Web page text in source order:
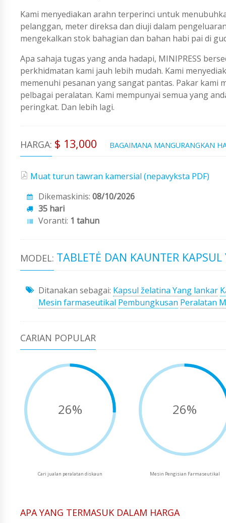
Kami menyediakan arahn terperinci untuk
pelanggan, meter direksa dan diuji dalam
mengekalkan stok bahagian dan bahan habi pai di
Apa sahaja tugas yang anda hadapi, MINIPRESS
perkhidmatan kami jauh lebih mudah. Kami
memenuhi pesanan yang sangat pantas. Pakar
pelbagai peralatan. Kami mempunyai semua yang
peringkat. Dan lebih lagi.
HARGA: $ 13,000 BAGAIMANA MANGURANGKAN
Muat turun tawran kamersial (nepavyksta PDF)
Dikemaskinis: 08/10/2026
35 hari
Voranti: 1 tahun
MODEL: TABLETĖ DAN KAUNTER KAPSUL
Ditanakan sebagai: Kapsul želatina Yang lankar
Mesin farmaseutikal Pembungkusan Peralatan
CARIAN POPULAR
26%
Cari jualan peralatan diskaun
26%
Mesin Pengisian Farmaseutikal
APA YANG TERMASUK DALAM HARGA